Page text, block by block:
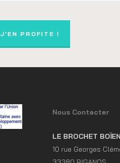
J'EN PROFITE !
Nous Contacter
LE BROCHET
10 rue Georges